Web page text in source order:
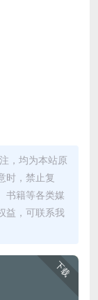
，均为本站原
时，禁止复
书籍等各类媒
益，可联系我
下载